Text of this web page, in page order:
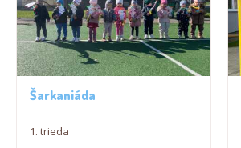
Šarkaniáda
1. trieda